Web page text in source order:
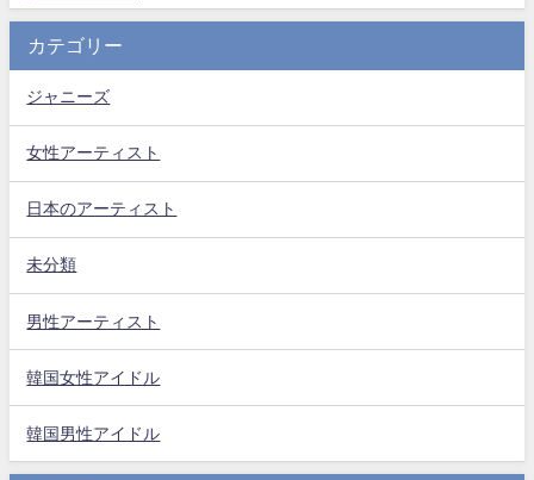
カテゴリー
ジャニーズ
女性アーティスト
日本のアーティスト
未分類
男性アーティスト
韓国女性アイドル
韓国男性アイドル